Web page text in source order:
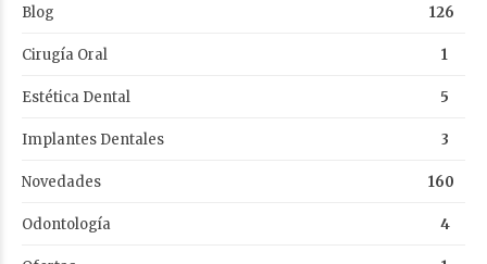
Blog 126
Cirugía Oral 1
Estética Dental 5
Implantes Dentales 3
Novedades 160
Odontología 4